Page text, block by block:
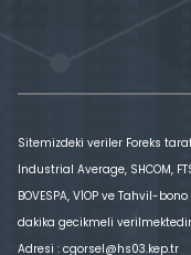
Sitemizdeki veriler Foreks
Industrial Average, SHCOM,
BOVESPA, VİOP ve Tahvil-
dakika gecikmeli verilmektedir.
Adresi : cgorsel@hs03.kep.tr